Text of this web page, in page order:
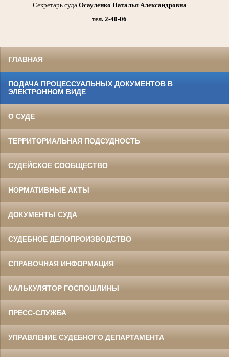
Секретарь суда Осауленко Наталья Александровна
тел. 2-40-06
ГЛАВНАЯ
ПОДАЧА ПРОЦЕССУАЛЬНЫХ ДОКУМЕНТОВ В
ЭЛЕКТРОННОМ ВИДЕ
О СУДЕ
ТЕРРИТОРИАЛЬНАЯ ПОДСУДНОСТЬ
СУДЕЙСКОЕ СООБЩЕСТВО
НОРМАТИВНЫЕ АКТЫ
ДОКУМЕНТЫ СУДА
СУДЕБНОЕ ДЕЛОПРОИЗВОДСТВО
СПРАВОЧНАЯ ИНФОРМАЦИЯ
КАЛЬКУЛЯТОР ГОСПОШЛИНЫ
ПРЕСС-СЛУЖБА
УПРАВЛЕНИЕ СУДЕБНОГО ДЕПАРТАМЕНТА